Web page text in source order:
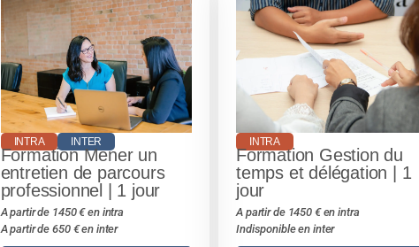
INTRA INTER
Formation Mener un
entretien de parcours
professionnel | 1 jour
A partir de 1450 € en intra
A partir de 650 € en inter
INTRA
Formation Gestion du
temps et délégation | 1
jour
A partir de 1450 € en intra
Indisponible en inter